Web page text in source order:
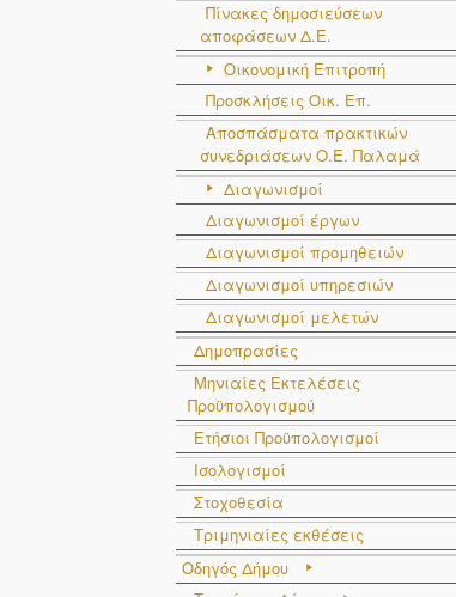
Πίνακες δημοσιεύσεων
αποφάσεων Δ.Ε.
Οικονομική Επιτροπή
Προσκλήσεις Οικ. Επ.
Αποσπάσματα πρακτικών
συνεδριάσεων Ο.E. Παλαμά
Διαγωνισμοί
Διαγωνισμοί έργων
Διαγωνισμοί προμηθειών
Διαγωνισμοί υπηρεσιών
Διαγωνισμοί μελετών
Δημοπρασίες
Μηνιαίες Εκτελέσεις
Προϋπολογισμού
Ετήσιοι Προϋπολογισμοί
Ισολογισμοί
Στοχοθεσία
Τριμηνιαίες εκθέσεις
Οδηγός Δήμου